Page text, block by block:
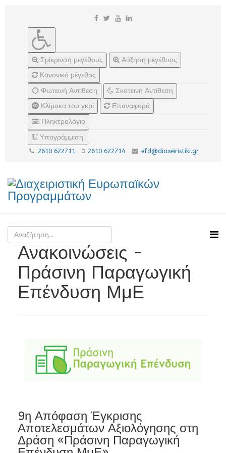
Σμίκρινση μεγέθους
Αύξηση μεγέθους
Κανονικό μέγεθος
Φωτεινή Αντίθεση
Σκοτεινή Αντίθεση
Κλίμακα του γκρί
Επαναφορά
Πληκτρολόγιο
Υπογράμμιση
2610 622711 2610 622714 efd@diaxeiristiki.gr
Ανακοινώσεις -
Πράσινη Παραγωγική
Επένδυση ΜμΕ
9η Απόφαση Έγκρισης
Αποτελεσμάτων Αξιολόγησης στη
Δράση «Πράσινη Παραγωγική